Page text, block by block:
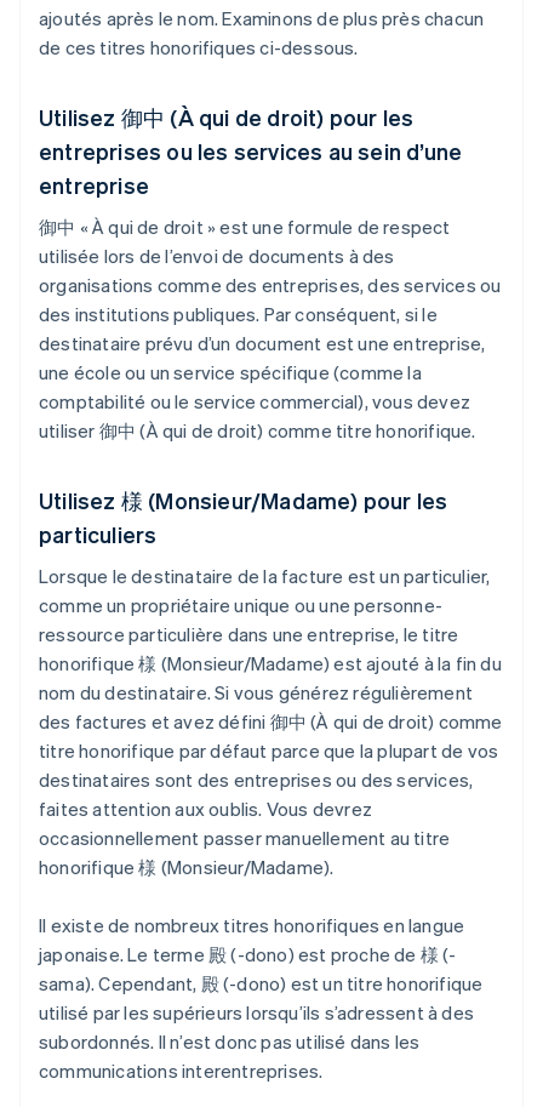
ajoutés après le nom. Examinons de plus près chacun
de ces titres honorifiques ci-dessous.
Utilisez 御中 (À qui de droit) pour les
entreprises ou les services au sein d’une
entreprise
御中 « À qui de droit » est une formule de respect
utilisée lors de l’envoi de documents à des
organisations comme des entreprises, des services ou
des institutions publiques. Par conséquent, si le
destinataire prévu d’un document est une entreprise,
une école ou un service spécifique (comme la
comptabilité ou le service commercial), vous devez
utiliser 御中 (À qui de droit) comme titre honorifique.
Utilisez 様 (Monsieur/Madame) pour les
particuliers
Lorsque le destinataire de la facture est un particulier,
comme un propriétaire unique ou une personne-
ressource particulière dans une entreprise, le titre
honorifique 様 (Monsieur/Madame) est ajouté à la fin du
nom du destinataire. Si vous générez régulièrement
des factures et avez défini 御中 (À qui de droit) comme
titre honorifique par défaut parce que la plupart de vos
destinataires sont des entreprises ou des services,
faites attention aux oublis. Vous devrez
occasionnellement passer manuellement au titre
honorifique 様 (Monsieur/Madame).
Il existe de nombreux titres honorifiques en langue
japonaise. Le terme 殿 (-dono) est proche de 様 (-
sama). Cependant, 殿 (-dono) est un titre honorifique
utilisé par les supérieurs lorsqu’ils s’adressent à des
subordonnés. Il n’est donc pas utilisé dans les
communications interentreprises.